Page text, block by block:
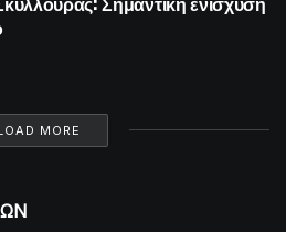
MORE